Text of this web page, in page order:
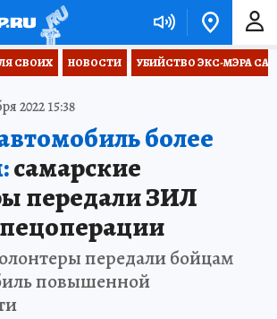
СВОИХ НОВОСТИ УБИЙСТВО ЭКС-МЭРА
2022 15:38
более
самарские
передали ЗИЛ
передали бойцам
повышенной